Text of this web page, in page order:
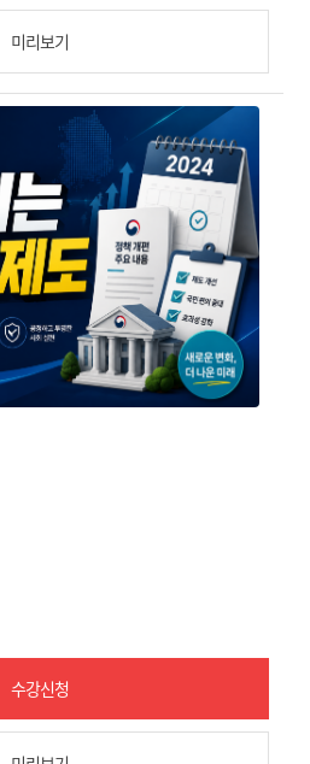
미리보기
수강신청